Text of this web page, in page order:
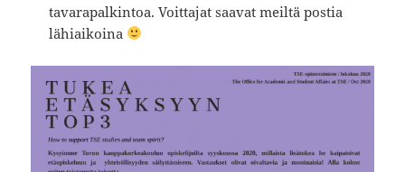
tavarapalkintoa. Voittajat saavat meiltä postia
lähiaikoina